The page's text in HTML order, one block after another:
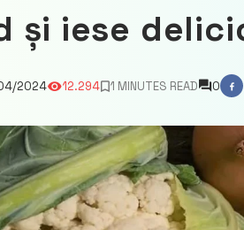
și iese
2024 12.294 1 MINUTES READ 0